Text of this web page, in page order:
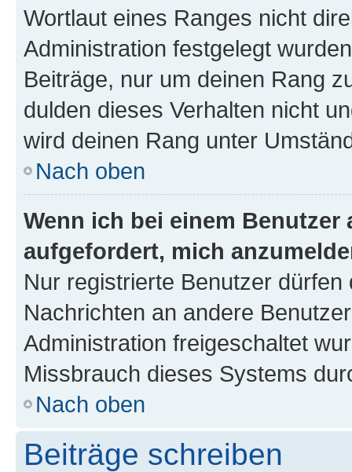
Wortlaut eines Ranges nicht
Administration festgelegt
Beiträge, nur um deinen Rang
dulden dieses Verhalten nicht
wird deinen Rang unter
Nach oben
Wenn ich bei einem
aufgefordert, mich
Nur registrierte Benutzer
Nachrichten an andere
Administration freigeschaltet
Missbrauch dieses Systems
Nach oben
Beiträge schreiben